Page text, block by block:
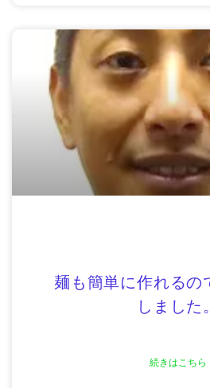
麺も簡単に作れるの
しました。
続きはこちら